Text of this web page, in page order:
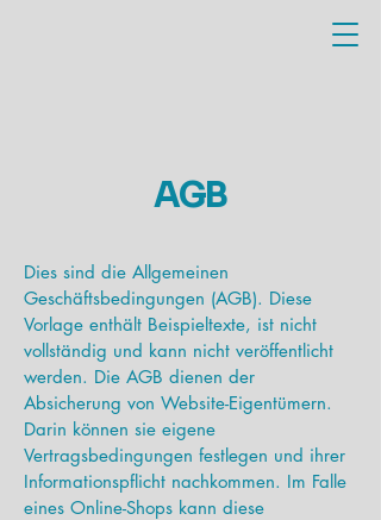
AGB
Dies sind die Allgemeinen
Geschäftsbedingungen (AGB). Diese
Vorlage enthält Beispieltexte, ist nicht
vollständig und kann nicht veröffentlicht
werden. Die AGB dienen der
Absicherung von Website-Eigentümern.
Darin können sie eigene
Vertragsbedingungen festlegen und ihrer
Informationspflicht nachkommen. Im Falle
eines Online-Shops kann diese